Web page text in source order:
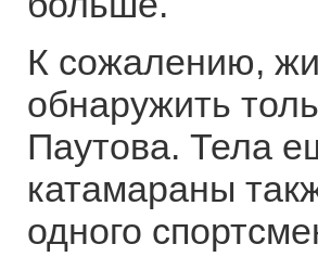
К сожалению,
обнаружить
Паутова. Тела
катамараны
одного